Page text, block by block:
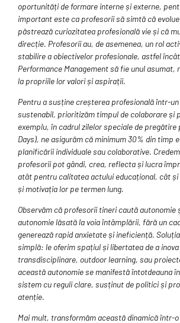
oportunități de formare interne și externe,
important este ca profesorii să simtă că
păstrează curiozitatea profesională vie și că
direcție. Profesorii au, de asemenea, un rol
stabilire a obiectivelor profesionale, astfel
Performance Management să fie unul asumat,
la propriile lor valori și aspirații.
Pentru a susține creșterea profesională într-
sustenabil, prioritizăm timpul de colaborare și
exemplu, în cadrul zilelor speciale de pregătire
Days), ne asigurăm că minimum 30% din timp
planificării individuale sau colaborative.
profesorii pot gândi, crea, reflecta și lucra
atât pentru calitatea actului educațional, cât
și motivația lor pe termen lung.
Observăm că profesorii tineri caută autonomie
autonomie lăsată la voia întâmplării, fără un
generează rapid anxietate și ineficiență.
simplă: le oferim spațiul și libertatea de a
transdisciplinare, outdoor learning, sau
această autonomie se manifestă întotdeauna
sistem cu reguli clare, susținut de politici și
atenție.
Mai mult, transformăm această dinamică într-